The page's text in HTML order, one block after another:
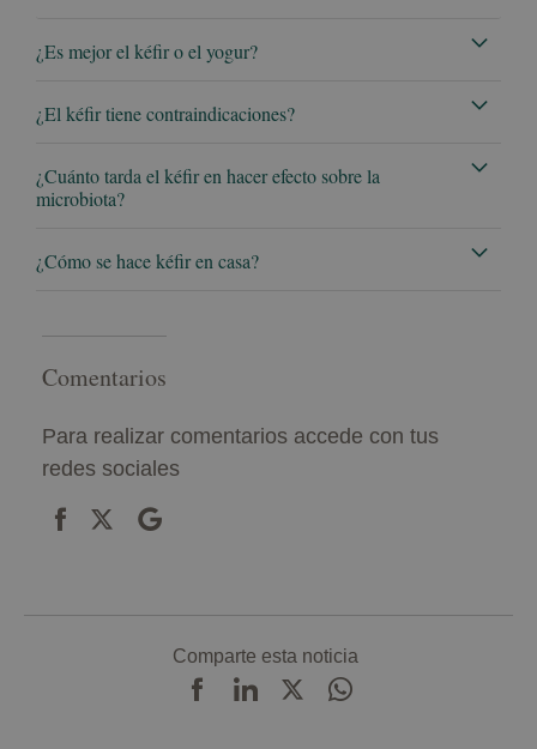
¿Es mejor el kéfir o el yogur?
¿El kéfir tiene contraindicaciones?
¿Cuánto tarda el kéfir en hacer efecto sobre la
microbiota?
¿Cómo se hace kéfir en casa?
Comentarios
Para realizar comentarios accede con tus
redes sociales
Comparte esta noticia